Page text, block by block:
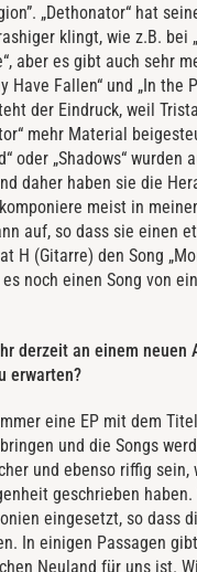
„Dethonator“ hat
klingt, wie z.B. bei
aber es gibt auch sehr
Have Fallen“ und „In the
der Eindruck, weil
mehr Material
oder „Shadows“ wurden
daher haben sie die
meist in
auf, so dass sie einen
H (Gitarre) den Song
noch einen Song von
derzeit an einem neuen
erwarten?
eine EP mit dem
und die Songs
und ebenso riffig sein,
geschrieben
eingesetzt, so dass
In einigen Passagen
Neuland für uns ist.